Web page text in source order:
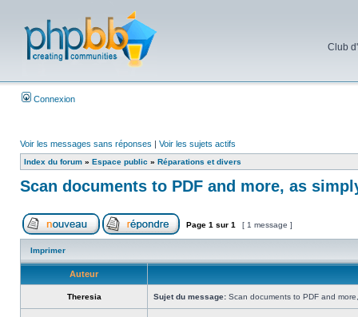
Club
Connexion
Voir les messages sans réponses | Voir les sujets actifs
Index du forum » Espace public » Réparations et divers
Scan documents to PDF and more, as
Page 1 sur 1 [ 1 message ]
Imprimer
Auteur
Theresia Sujet du message: Scan documents to PDF and